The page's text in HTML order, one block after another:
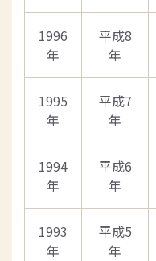
1996
年
平成8
年
1995
年
平成7
年
1994
年
平成6
年
1993
年
平成5
年